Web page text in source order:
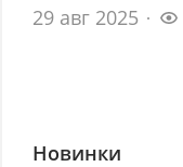
29 авг 2025
Новинки